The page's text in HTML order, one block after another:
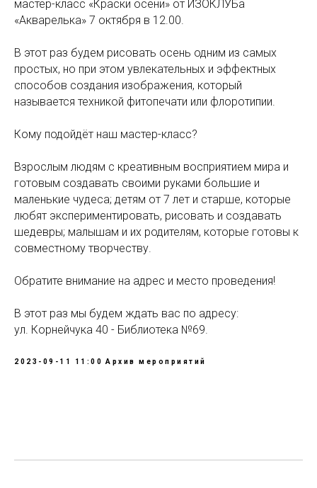
мастер-класс «Краски осени» от ИЗОКЛУБа
«Акварелька» 7 октября в 12.00.
В этот раз будем рисовать осень одним из самых
простых, но при этом увлекательных и эффектных
способов создания изображения, который
называется техникой фитопечати или флоротипии.
Кому подойдёт наш мастер-класс?
Взрослым людям с креативным восприятием мира и
готовым создавать своими руками большие и
маленькие чудеса; детям от 7 лет и старше, которые
любят экспериментировать, рисовать и создавать
шедевры; малышам и их родителям, которые готовы к
совместному творчеству.
Обратите внимание на адрес и место проведения!
В этот раз мы будем ждать вас по адресу:
ул. Корнейчука 40 - Библиотека №69.
2023-09-11 11:00 Архив мероприятий